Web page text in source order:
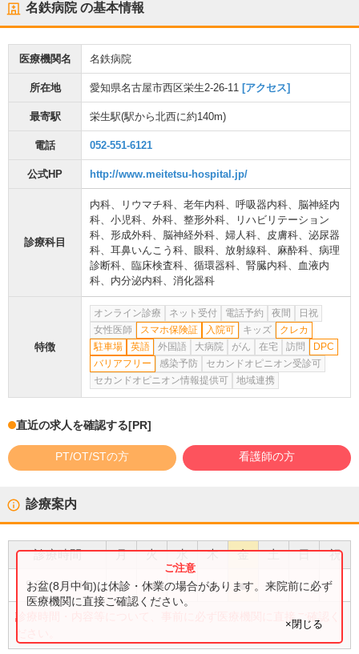
名鉄病院の基本情報
医療機関名 名鉄病院
所在地 愛知県名古屋市西区栄生2-26-11 [アクセス]
最寄駅 栄生駅(駅から北西に約140m)
電話 052-551-6121
公式HP http://www.meitetsu-hospital.jp/
診療科目
内科、 リウマチ科、 老年内科、 呼吸器内科、 脳神経内
科、 小児科、 外科、 整形外科、
リハビリテーション
科、 形成外科、 脳神経外科、 婦人科、 皮膚科、 泌尿器
科、 耳鼻いんこう科、 眼科、 放射線科、 麻酔科、 病理
診断科、 臨床検査科、 循環器科、 腎臓内科、
血液内
科、 内分泌内科、 消化器科
特徴
オンライン診療 ネット受付 電話予約 夜間
日祝
女性医師
スマホ保険証 入院可 キッズ
クレカ
駐車場
英語 外国語 大病院 がん 在宅 訪問
DPC
バリアフリー
感染予防
セカンドオピニオン受診可
セカンドオピニオン情報提供可
地域連携
直近の求人を確認する[PR]
PT/OT/STの方 看護師の方
診療案内
診療時間 月 火 水 木 金 土 日 祝
9:00〜 12:00 ● ● ● ● ●
診療時間・内容等について、事前に必ず医療機関に直接ご確認く
お盆(8月中旬)は休診・休業の場合があります。来院前に必ず
医療機関に直接ご確認ください。
×閉じる